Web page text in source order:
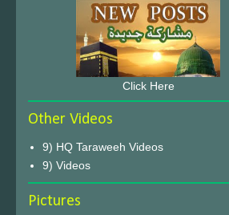
Click Here
Other Videos
9) HQ Taraweeh Videos
9) Videos
Pictures